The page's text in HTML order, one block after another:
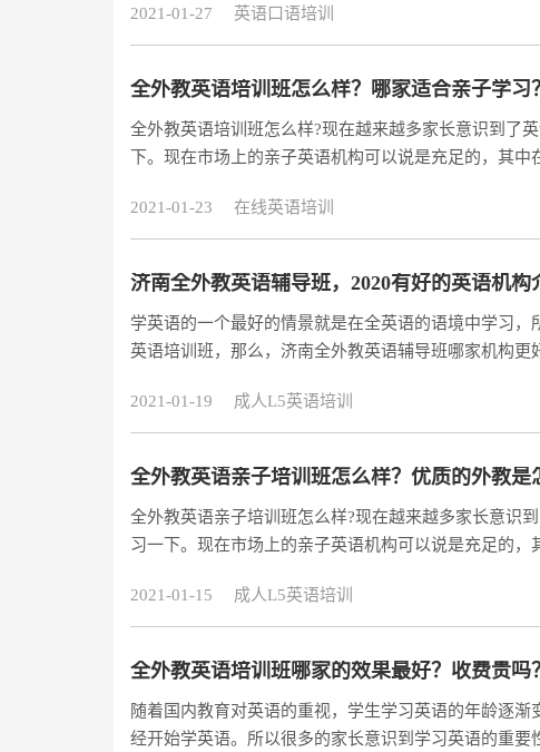
好？在线英语辅导的优点大家都知道在线英语辅导时
能增加了互动的机会，同时只要有网络就能随时随地上
2021-01-27 英语口语培训
全外教英语培训班怎么样？哪家适合亲子学习？
全外教英语培训班怎么样?现在越来越多家长意识到了
下。现在市场上的亲子英语机构可以说是充足的，其
是好还是不好，在这里给家长们普及一下。
2021-01-23 在线英语培训
济南全外教英语辅导班，2020有好的英语机构
学英语的一个最好的情景就是在全英语的语境中学习
英语培训班，那么，济南全外教英语辅导班哪家机构
将标准的发音、地道的表达和纯正的英语思维传递给
业性，最基本的是取得相关机构的教学资格认证，权威
2021-01-19 成人L5英语培训
全外教英语亲子培训班怎么样？优质的外教是
全外教英语亲子培训班怎么样?现在越来越多家长意识
习一下。现在市场上的亲子英语机构可以说是充足的
到底是好还是不好，在这里给家长们普及一下。
2021-01-15 成人L5英语培训
全外教英语培训班哪家的效果最好？收费贵吗？
随着国内教育对英语的重视，学生学习英语的年龄逐
经开始学英语。所以很多的家长意识到学习英语的重